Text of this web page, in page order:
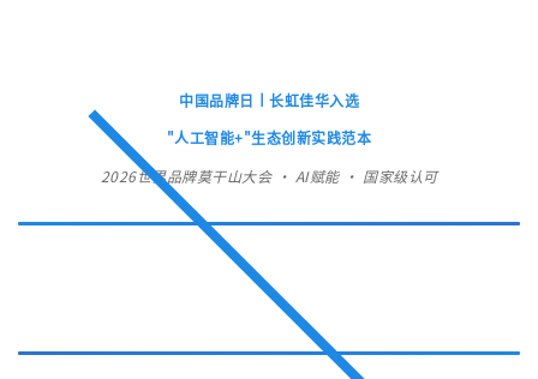
中国品牌日丨长虹佳华入选
"人工智能+"生态创新实践范本
2026世界品牌莫干山大会 · AI赋能 · 国家级认可